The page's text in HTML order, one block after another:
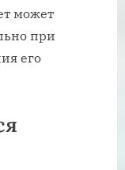
может
при
его